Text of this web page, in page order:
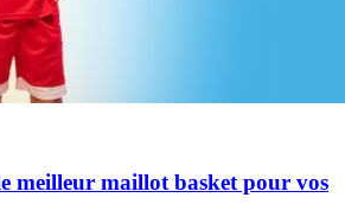
meilleur maillot basket pour vos